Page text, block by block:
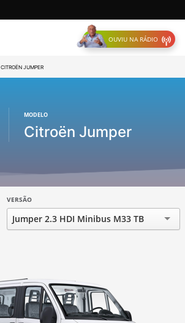
OUVIU NA RÁDIO
CITROËN JUMPER
MODELO
Citroën Jumper
VERSÃO
Jumper 2.3 HDI Minibus M33 TB